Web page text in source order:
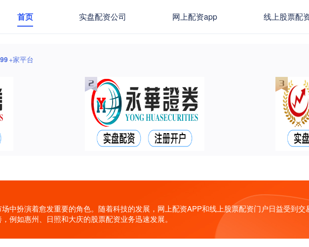
首页 实盘配资公司 网上配资app 线上股票配
+家平台
中扮演着愈发重要的角色。随着科技的发展，网上配资APP和线上股票配资门户日益受到
例如惠州、日照和大庆的股票配资业务迅速发展。